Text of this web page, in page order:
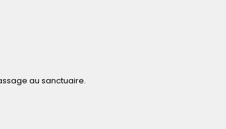
au sanctuaire.